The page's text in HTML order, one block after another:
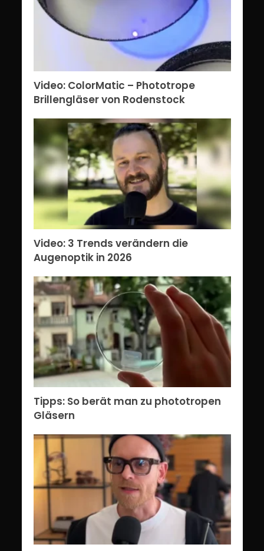
Video: ColorMatic – Phototrope
Brillengläser von Rodenstock
Video: 3 Trends verändern die
Augenoptik in 2026
Tipps: So berät man zu phototropen
Gläsern